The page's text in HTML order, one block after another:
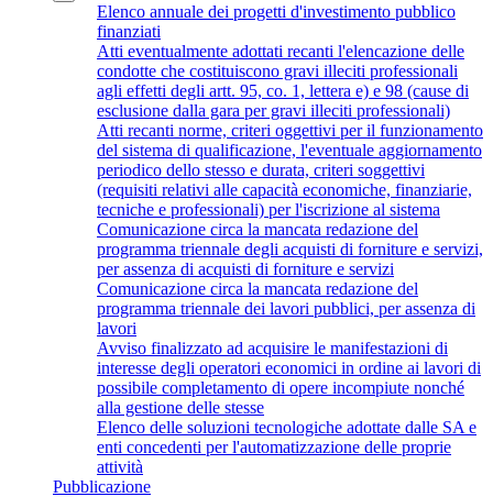
Elenco annuale dei progetti d'investimento pubblico
finanziati
Atti eventualmente adottati recanti l'elencazione delle
condotte che costituiscono gravi illeciti professionali
agli effetti degli artt. 95, co. 1, lettera e) e 98 (cause di
esclusione dalla gara per gravi illeciti professionali)
Atti recanti norme, criteri oggettivi per il funzionamento
del sistema di qualificazione, l'eventuale aggiornamento
periodico dello stesso e durata, criteri soggettivi
(requisiti relativi alle capacità economiche, finanziarie,
tecniche e professionali) per l'iscrizione al sistema
Comunicazione circa la mancata redazione del
programma triennale degli acquisti di forniture e servizi,
per assenza di acquisti di forniture e servizi
Comunicazione circa la mancata redazione del
programma triennale dei lavori pubblici, per assenza di
lavori
Avviso finalizzato ad acquisire le manifestazioni di
interesse degli operatori economici in ordine ai lavori di
possibile completamento di opere incompiute nonché
alla gestione delle stesse
Elenco delle soluzioni tecnologiche adottate dalle SA e
enti concedenti per l'automatizzazione delle proprie
attività
Pubblicazione